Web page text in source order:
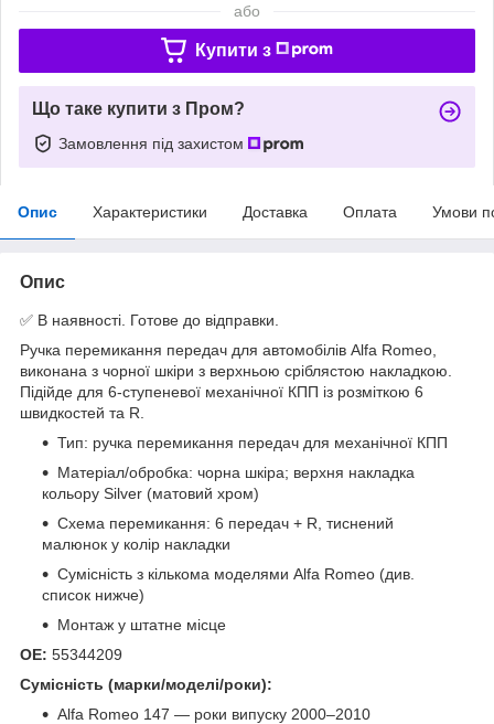
або
Купити з
Що таке купити з Пром?
Замовлення під захистом
Опис Характеристики Доставка Оплата Умови
Опис
✅ В наявності. Готове до відправки.
Ручка перемикання передач для автомобілів Alfa Romeo,
виконана з чорної шкіри з верхньою сріблястою накладкою.
Підійде для 6-ступеневої механічної КПП із розміткою 6
швидкостей та R.
Тип: ручка перемикання передач для механічної КПП
Матеріал/обробка: чорна шкіра; верхня накладка
кольору Silver (матовий хром)
Схема перемикання: 6 передач + R, тиснений
малюнок у колір накладки
Сумісність з кількома моделями Alfa Romeo (див.
список нижче)
Монтаж у штатне місце
OE: 55344209
Сумісність (марки/моделі/роки):
Alfa Romeo 147 — роки випуску 2000–2010